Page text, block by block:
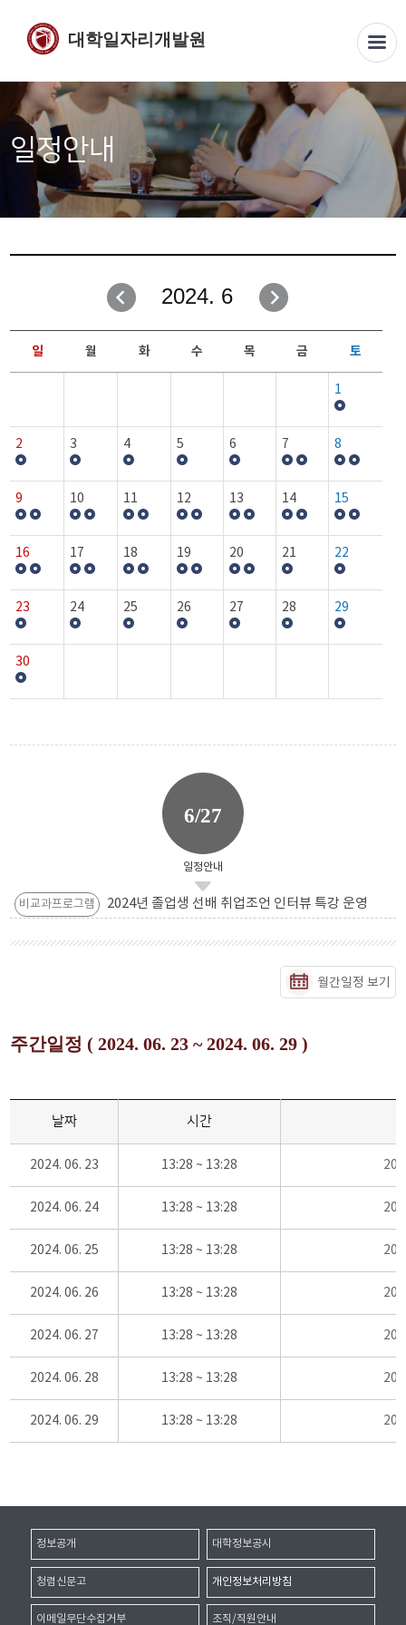
대학일자리개발원
일정안내
2024. 6
일 월 화 수 목 금 토
1
2 3 4 5 6 7 8
9 10 11 12 13 14 15
16 17 18 19 20 21 22
23 24 25 26 27 28 29
30
6/27
일정안내
비교과프로그램 2024년 졸업생 선배 취업조언 인터뷰 특강 운영
월간일정 보기
주간일정 ( 2024. 06. 23 ~ 2024. 06. 29 )
날짜 시간
2024. 06. 23 13:28 ~ 13:28
2024. 06. 24 13:28 ~ 13:28
2024. 06. 25 13:28 ~ 13:28
2024. 06. 26 13:28 ~ 13:28
2024. 06. 27 13:28 ~ 13:28
2024. 06. 28 13:28 ~ 13:28
2024. 06. 29 13:28 ~ 13:28
정보공개 대학정보공시
청렴신문고 개인정보처리방침
이메일무단수집거부 조직/직원안내